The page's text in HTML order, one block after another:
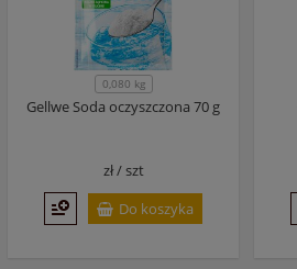
0,080 kg
Gellwe Soda oczyszczona 70 g
zł /szt
Do koszyka